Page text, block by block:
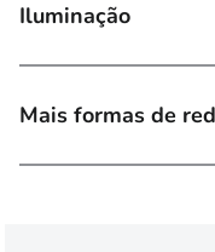
Iluminação
Mais formas de